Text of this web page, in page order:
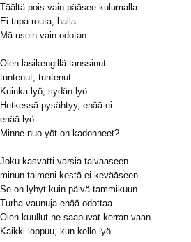
Täältä pois vain pääsee kulumalla
Ei tapa routa, halla
Mä usein vain odotan
Olen lasikengillä tanssinut
tuntenut, tuntenut
Kuinka lyö, sydän lyö
Hetkessä pysähtyy, enää ei
enää lyö
Minne nuo yöt on kadonneet?
Joku kasvatti varsia taivaaseen
minun taimeni kestä ei kevääseen
Se on lyhyt kuin päivä tammikuun
Turha vaunuja enää odottaa
Olen kuullut ne saapuvat kerran vaan
Kaikki loppuu, kun kello lyö